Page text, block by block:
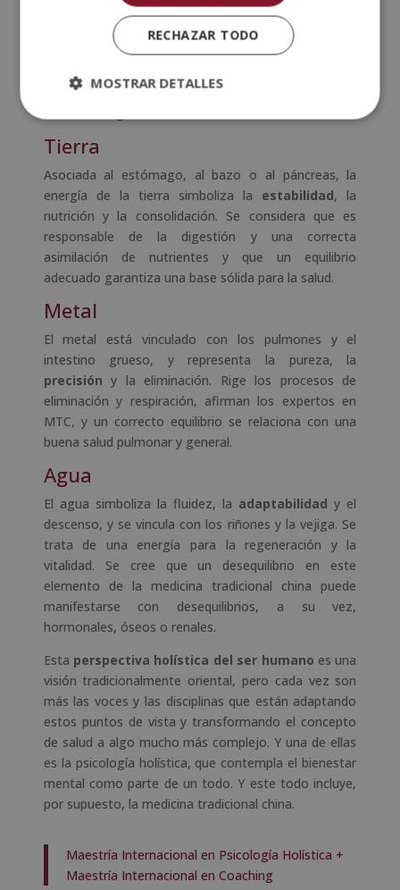
esencial para la salud mental y emocional, así como
para la circulación sanguínea. Quienes se especializan
en MTC relacionan los problemas con la energía del
fuego con desórdenes del corazón o de la mente,
puesto que el fuego se relaciona con el corazón y el
Tierra
Asociada al estómago, al bazo o al páncreas, la
energía de la tierra simboliza la estabilidad, la
nutrición y la consolidación. Se considera que es
responsable de la digestión y una correcta
asimilación de nutrientes y que un equilibrio
adecuado garantiza una base sólida para la salud.
Metal
El metal está vinculado con los pulmones y el
intestino grueso, y representa la pureza, la
precisión y la eliminación. Rige los procesos de
eliminación y respiración, afirman los expertos en
MTC, y un correcto equilibrio se relaciona con una
buena salud pulmonar y general.
Agua
El agua simboliza la fluidez, la adaptabilidad y el
descenso, y se vincula con los riñones y la vejiga. Se
trata de una energía para la regeneración y la
vitalidad. Se cree que un desequilibrio en este
elemento de la medicina tradicional china puede
manifestarse con desequilibrios, a su vez,
hormonales, óseos o renales.
Esta perspectiva holística del ser humano es una
visión tradicionalmente oriental, pero cada vez son
más las voces y las disciplinas que están adaptando
estos puntos de vista y transformando el concepto
de salud a algo mucho más complejo. Y una de ellas
es la psicología holística, que contempla el bienestar
mental como parte de un todo. Y este todo incluye,
por supuesto, la medicina tradicional china.
Maestría Internacional en Psicología Holística +
Maestría Internacional en Coaching
RECHAZAR TODO
MOSTRAR DETALLES